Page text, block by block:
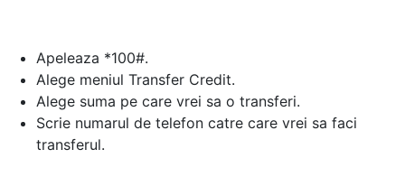
Apeleaza *100#.
Alege meniul Transfer Credit.
Alege suma pe care vrei sa o transferi.
Scrie numarul de telefon catre care vrei sa faci
transferul.